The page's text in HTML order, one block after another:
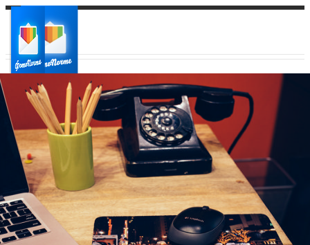
Ваш город:
Ваш регион доставки
Выберите из списка: